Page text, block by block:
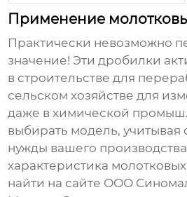
Применение
Практически невозможно
значение! Эти дробилки
в строительстве для
сельском хозяйстве для
даже в химической
выбирать модель,
нужды вашего
характеристика
найти на сайте ООО